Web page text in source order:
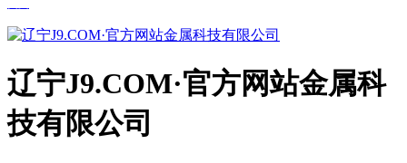
辽宁J9.COM·官方网站金属科
技有限公司